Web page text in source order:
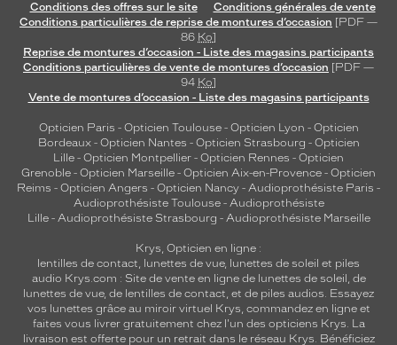
Conditions des offres sur le site
Conditions générales de vente
Conditions particulières de reprise de montures d’occasion [PDF —
86 Ko]
Reprise de montures d’occasion - Liste des magasins participants
Conditions particulières de vente de montures d’occasion [PDF —
94 Ko]
Vente de montures d’occasion - Liste des magasins participants
Opticien Paris - Opticien Toulouse- Opticien Lyon - Opticien
Bordeaux- Opticien Nantes - Opticien Strasbourg - Opticien
Lille - Opticien Montpellier - Opticien Rennes - Opticien
Grenoble - Opticien Marseille - Opticien Aix-en-Provence - Opticien
Reims - Opticien Angers - Opticien Nancy - Audioprothésiste Paris -
Audioprothésiste Toulouse- Audioprothésiste
Lille- Audioprothésiste Strasbourg - Audioprothésiste Marseille
Krys, Opticien en ligne :
lentilles de contact, lunettes de vue, lunettes de soleil et piles
audio Krys.com : Site de vente en ligne de lunettes de soleil, de
lunettes de vue, de lentilles de contact, et de piles audios. Essayez
vos lunettes grâce au miroir virtuel Krys, commandez en ligne et
faites vous livrer gratuitement chez l'un des opticiens Krys. La
livraison est offerte pour un retrait dans le réseau Krys. Bénéficiez